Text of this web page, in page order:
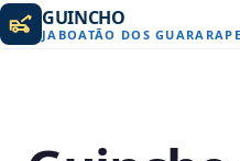
GUINCHO
JABOATÃO DOS